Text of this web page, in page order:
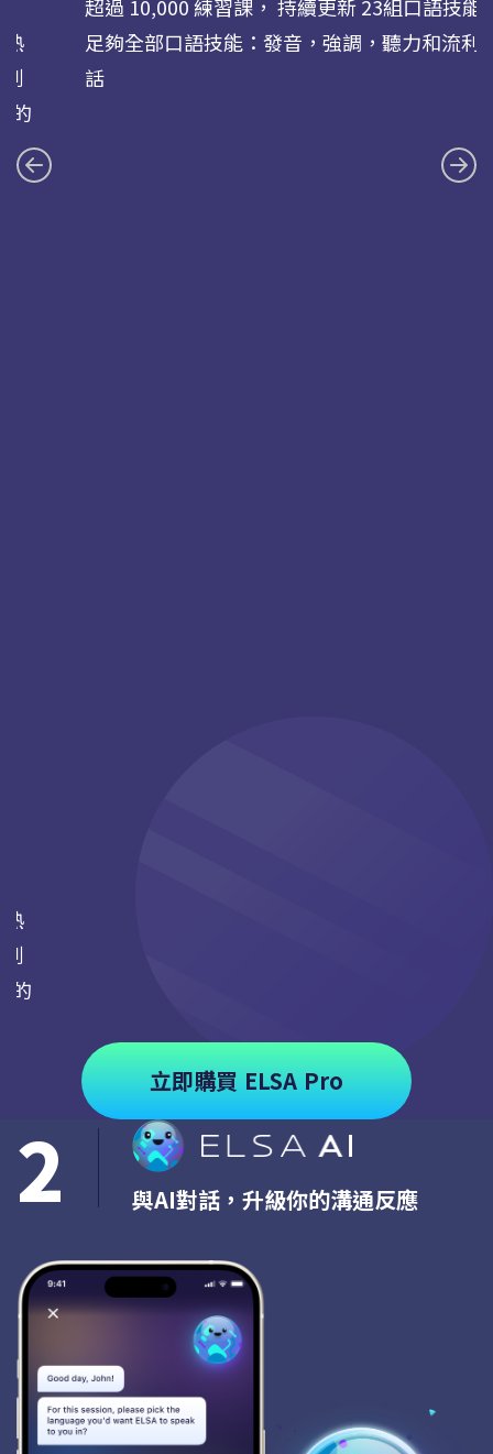
的
超過 10,000 練習課， 持續更新 23組口語技能
足夠全部口語技能：發音，強調，聽力和流利
話
的
立即購買 ELSA Pro
2 與AI對話，升級你的溝通反應